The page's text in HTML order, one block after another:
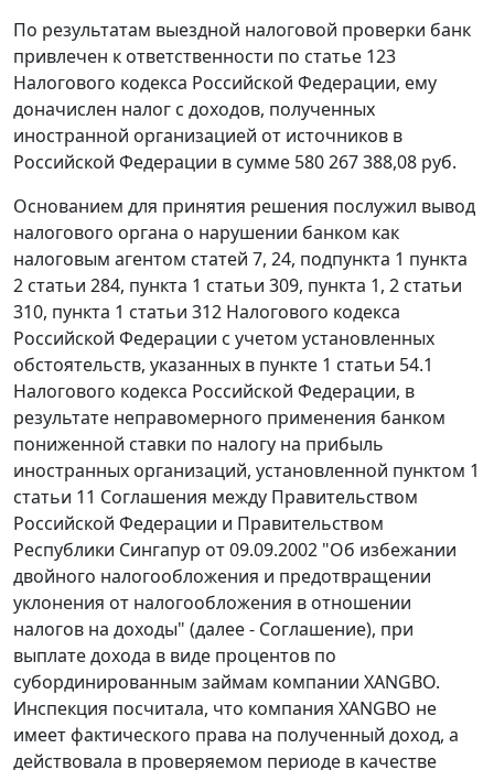
По результатам выездной налоговой проверки банк
привлечен к ответственности по статье 123
Налогового кодекса Российской Федерации, ему
доначислен налог с доходов, полученных
иностранной организацией от источников в
Российской Федерации в сумме 580 267 388,08 руб.
Основанием для принятия решения послужил вывод
налогового органа о нарушении банком как
налоговым агентом статей 7, 24, подпункта 1 пункта
2 статьи 284, пункта 1 статьи 309, пункта 1, 2 статьи
310, пункта 1 статьи 312 Налогового кодекса
Российской Федерации с учетом установленных
обстоятельств, указанных в пункте 1 статьи 54.1
Налогового кодекса Российской Федерации, в
результате неправомерного применения банком
пониженной ставки по налогу на прибыль
иностранных организаций, установленной пунктом 1
статьи 11 Соглашения между Правительством
Российской Федерации и Правительством
Республики Сингапур от 09.09.2002 "Об избежании
двойного налогообложения и предотвращении
уклонения от налогообложения в отношении
налогов на доходы" (далее - Соглашение), при
выплате дохода в виде процентов по
субординированным займам компании XANGBO.
Инспекция посчитала, что компания XANGBO не
имеет фактического права на полученный доход, а
действовала в проверяемом периоде в качестве